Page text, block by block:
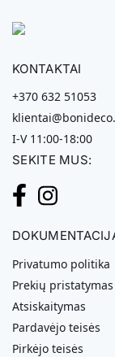
KONTAKTAI
+370 632 51053
I-V 11:00-18:00
SEKITE MUS:
Privatumo politika
Prekių pristatymas
Atsiskaitymas
Pardavėjo teisės
Pirkėjo teisės